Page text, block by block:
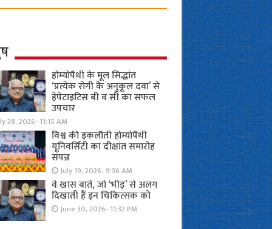
होम्योपैथी के मूल सिद्धांत
‘प्रत्येक रोगी केे अनुकूल दवा’ से
हेपेटाइटिस बी व सी का सफल
उपचार
28, 2026- 11:15 AM
विश्व की इकलौती होम्योपैथी
यूनिवर्सिटी का दीक्षांत समारोह
संपन्न
July 19, 2026- 9:36 AM
वे खास बातें, जो ‘भीड़’ से अलग
दिखाती हैं इन चिकित्सक को
June 30, 2026- 11:32 PM